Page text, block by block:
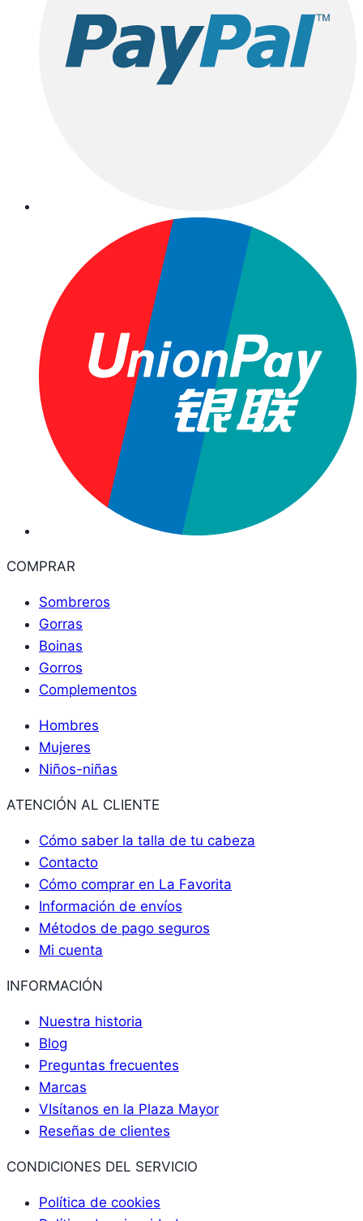
COMPRAR
Sombreros
Gorras
Boinas
Gorros
Complementos
Hombres
Mujeres
Niños-niñas
ATENCIÓN AL CLIENTE
Cómo saber la talla de tu cabeza
Contacto
Cómo comprar en La Favorita
Información de envíos
Métodos de pago seguros
Mi cuenta
INFORMACIÓN
Nuestra historia
Blog
Preguntas frecuentes
Marcas
VIsítanos en la Plaza Mayor
Reseñas de clientes
CONDICIONES DEL SERVICIO
Política de cookies